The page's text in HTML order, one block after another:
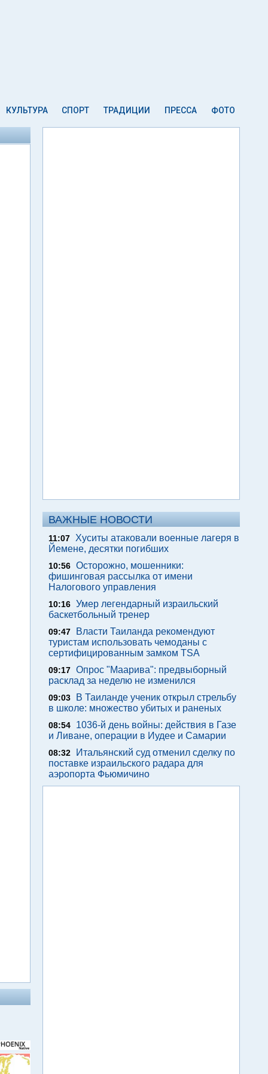
КУЛЬТУРА СПОРТ ТРАДИЦИИ ПРЕССА ФОТО
ВАЖНЫЕ НОВОСТИ
11:07
Хуситы атаковали военные лагеря в
Йемене, десятки погибших
10:56 Осторожно, мошенники:
фишинговая рассылка от имени
Налогового управления
10:16 Умер легендарный израильский
баскетбольный тренер
09:47
Власти Таиланда рекомендуют
туристам использовать чемоданы с
сертифицированным замком TSA
09:17 Опрос "Mаарива": предвыборный
расклад за неделю не изменился
09:03
В Таиланде ученик открыл стрельбу
в школе: множество убитых и раненых
08:54
1036-й день войны: действия в Газе
и Ливане, операции в Иудее и Самарии
08:32
Итальянский суд отменил сделку по
поставке израильского радара для
аэропорта Фьюмичино